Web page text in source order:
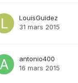
LouisGuidez
31 mars 2015
antonio400
16 mars 2015